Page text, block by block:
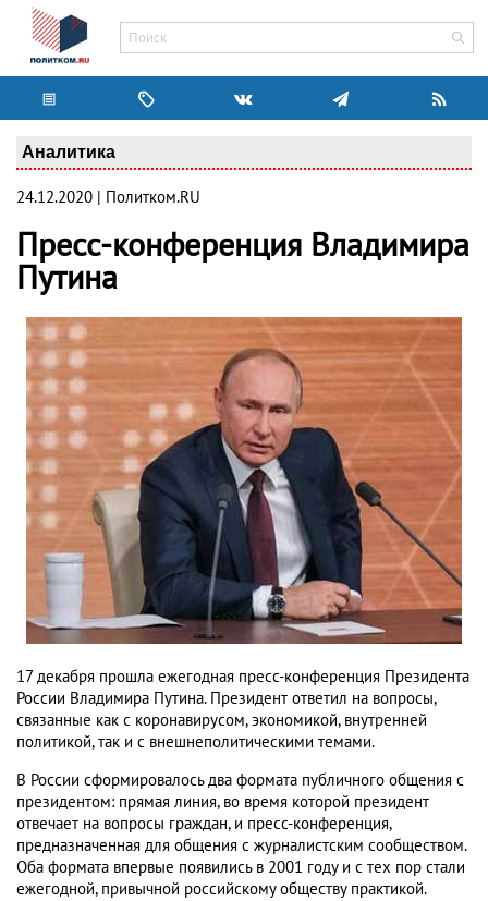
Аналитика
24.12.2020 | Политком.RU
Пресс-конференция Владимира
Путина
17 декабря прошла ежегодная пресс-конференция Президента
России Владимира Путина. Президент ответил на вопросы,
связанные как с коронавирусом, экономикой, внутренней
политикой, так и с внешнеполитическими темами.
В России сформировалось два формата публичного общения с
президентом: прямая линия, во время которой президент
отвечает на вопросы граждан, и пресс-конференция,
предназначенная для общения с журналистским сообществом.
Оба формата впервые появились в 2001 году и с тех пор стали
ежегодной, привычной российскому обществу практикой.